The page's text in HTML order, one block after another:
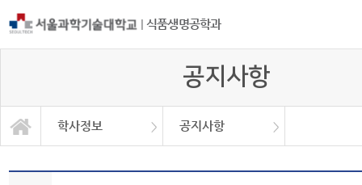
| 식품생명공학과
공지사항
학사정보 공지사항
학과소개
교과과정
학사정보
대학원
정보광장
커뮤니티
학사일정
공지사항
자유게시판
취업정보
Q&A